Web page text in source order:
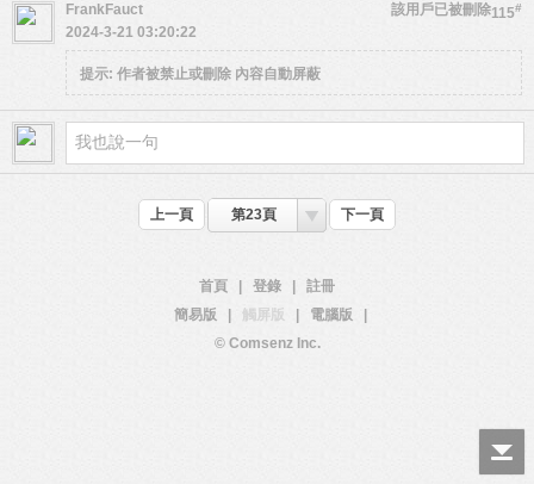
115#
FrankFauct
該用戶已被刪除
2024-3-21 03:20:22
提示: 作者被禁止或刪除 內容自動屏蔽
上一頁 第23頁 下一頁
首頁 登錄
註冊
簡易版
觸屏版 電腦版
© Comsenz Inc.